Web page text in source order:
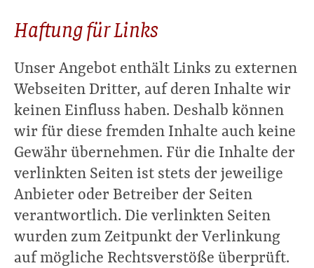
Haftung für Links
Unser Angebot enthält Links zu externen
Webseiten Dritter, auf deren Inhalte wir
keinen Einfluss haben. Deshalb können
wir für diese fremden Inhalte auch keine
Gewähr übernehmen. Für die Inhalte der
verlinkten Seiten ist stets der jeweilige
Anbieter oder Betreiber der Seiten
verantwortlich. Die verlinkten Seiten
wurden zum Zeitpunkt der Verlinkung
auf mögliche Rechtsverstöße überprüft.